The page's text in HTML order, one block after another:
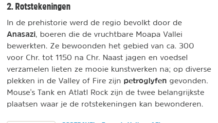
2. Rotstekeningen
In de prehistorie werd de regio bevolkt door de
Anasazi , boeren die de vruchtbare Moapa Vallei
bewerkten. Ze bewoonden het gebied van ca. 300
voor Chr. tot 1150 na Chr. Naast jagen en voedsel
verzamelen lieten ze mooie kunstwerken na; op diverse
plekken in de Valley of Fire zijn petroglyfen gevonden.
Mouse's Tank en Atlatl Rock zijn de twee belangrijkste
plaatsen waar je de rotstekeningen kan bewonderen.